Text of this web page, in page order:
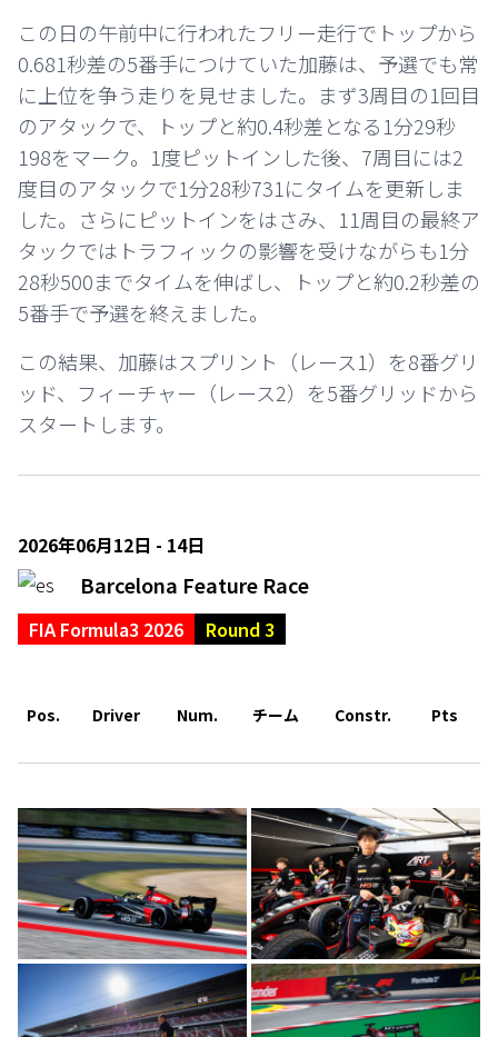
この日の午前中に行われたフリー走行でトップから
0.681秒差の5番手につけていた加藤は、予選でも常
に上位を争う走りを見せました。まず3周目の1回目
のアタックで、トップと約0.4秒差となる1分29秒
198をマーク。1度ピットインした後、7周目には2
度目のアタックで1分28秒731にタイムを更新しま
した。さらにピットインをはさみ、11周目の最終ア
タックではトラフィックの影響を受けながらも1分
28秒500までタイムを伸ばし、トップと約0.2秒差の
5番手で予選を終えました。
この結果、加藤はスプリント（レース1）を8番グリ
ッド、フィーチャー（レース2）を5番グリッドから
スタートします。
2026年06月12日 - 14日
Barcelona Feature Race
FIA Formula3 2026 Round 3
Pos. Driver Num. チーム Constr. Pts